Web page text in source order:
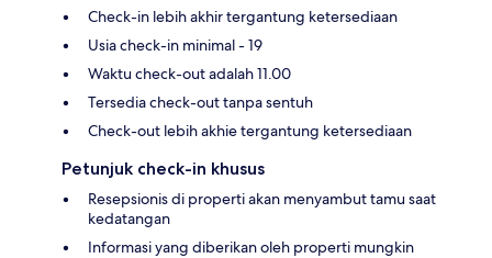
Check-in lebih akhir tergantung ketersediaan
Usia check-in minimal - 19
Waktu check-out adalah 11.00
Tersedia check-out tanpa sentuh
Check-out lebih akhie tergantung ketersediaan
Petunjuk check-in khusus
Resepsionis di properti akan menyambut tamu saat
kedatangan
Informasi yang diberikan oleh properti mungkin